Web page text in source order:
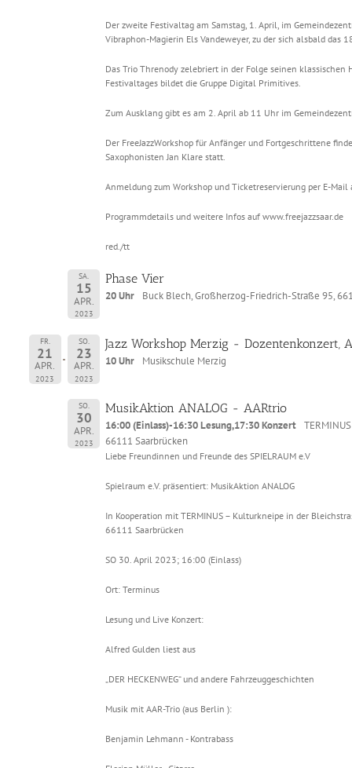
Der zweite Festivaltag am Samstag, 1. April, im
Vibraphon-Magierin Els Vandeweyer, zu der sich alsbald das
Das Trio Threnody zelebriert in der Folge seinen klassischen
Festivaltages bildet die Gruppe Digital Primitives.
Zum Ausklang gibt es am 2. April ab 11 Uhr im
Der FreeJazzWorkshop für Anfänger und Fortgeschrittene
Saxophonisten Jan Klare statt.
Anmeldung zum Workshop und Ticketreservierung per E-Mail
Programmdetails und weitere Infos auf www.freejazzsaar.de
red./tt
SA.
15
APR.
2023
Phase Vier
20 Uhr Buck Blech, Großherzog-Friedrich-Straße 95,
FR.
21
APR.
2023
SO.
23
APR.
2023
Jazz Workshop Merzig - Dozentenkonzert,
10 Uhr Musikschule Merzig
SO.
30
APR.
2023
MusikAktion ANALOG - AARtrio
16:00 (Einlass)-16:30 Lesung,17:30 Konzert
66111 Saarbrücken
Liebe Freundinnen und Freunde des SPIELRAUM e.V
Spielraum e.V. präsentiert: MusikAktion ANALOG
In Kooperation mit TERMINUS – Kulturkneipe in der
66111 Saarbrücken
SO 30. April 2023; 16:00 (Einlass)
Ort: Terminus
Lesung und Live Konzert:
Alfred Gulden liest aus
„DER HECKENWEG“ und andere Fahrzeuggeschichten
Musik mit AAR-Trio (aus Berlin ):
Benjamin Lehmann - Kontrabass